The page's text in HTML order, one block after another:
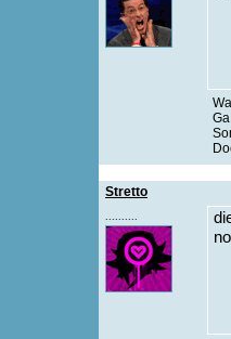
Stretto
..........